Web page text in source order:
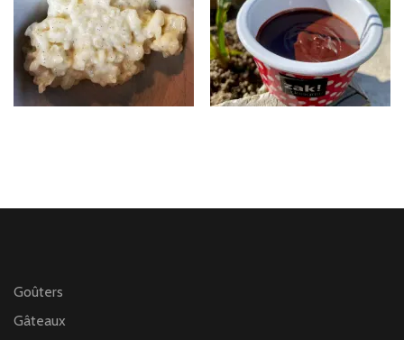
Goûters
Gâteaux